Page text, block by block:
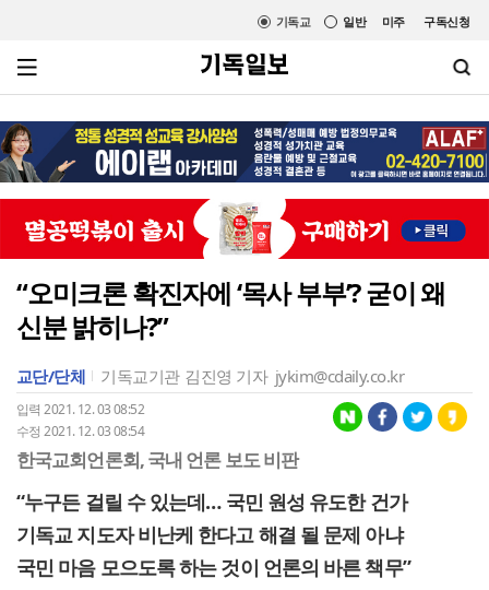
미주 구독신청
일반
기독교
“오미크론 확진자에 ‘목사 부부’? 굳이 왜
신분 밝히나?”
교단/단체 기독교기관 김진영 기자 jykim@cdaily.co.kr
입력 2021. 12. 03 08:52
수정 2021. 12. 03 08:54
한국교회언론회, 국내 언론 보도 비판
“누구든 걸릴 수 있는데… 국민 원성 유도한 건가
기독교 지도자 비난케 한다고 해결 될 문제 아냐
국민 마음 모으도록 하는 것이 언론의 바른 책무”